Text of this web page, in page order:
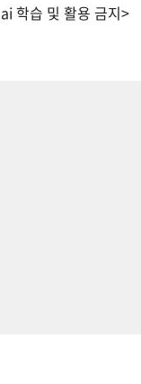
학습 및 활용 금지>